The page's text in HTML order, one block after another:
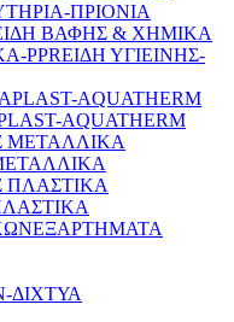
ΠΡΙΟΝΙΑ
ΒΑΦΗΣ & ΧΗΜΙΚΑ
ΕΙΔΗ ΥΓΙΕΙΝΗΣ-
AQUATHERM
ΕΞΑΡΤΗΜΑΤΑ
ΔΙΧΤΥΑ